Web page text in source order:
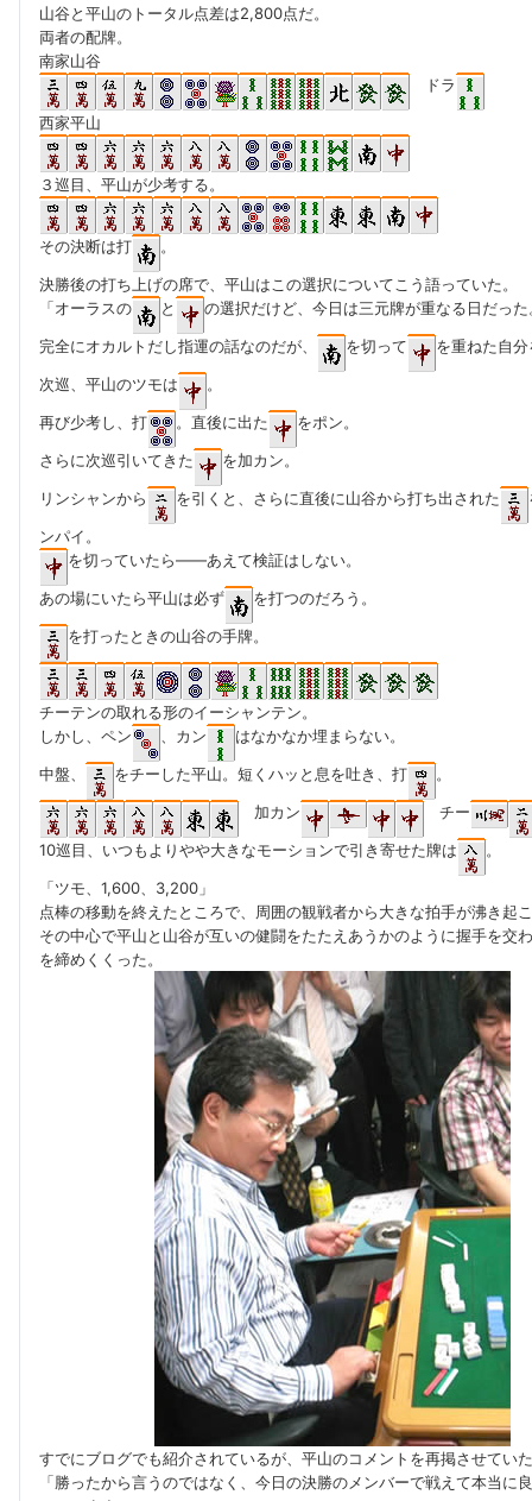
山谷と平山のトータル点差は2,800点だ。
両者の配牌。
南家山谷
ドラ
西家平山
３巡目、平山が少考する。
その決断は打
。
決勝後の打ち上げの席で、平山はこの選択についてこう語っていた。
「オーラスの
と
の選択だけど、今日は三元牌が重なる日だった
完全にオカルトだし指運の話なのだが、
を切って
を重ねた自
次巡、平山のツモは
。
再び少考し、打
。直後に出た
をポン。
さらに次巡引いてきた
を加カン。
リンシャンから
を引くと、さらに直後に山谷から打ち出された
ンパイ。
を切っていたら――あえて検証はしない。
あの場にいたら平山は必ず
を打つのだろう。
を打ったときの山谷の手牌。
チーテンの取れる形のイーシャンテン。
しかし、ペン
、カン
はなかなか埋まらない。
中盤、
をチーした平山。短くハッと息を吐き、打
。
加カン
チー
10巡目、いつもよりやや大きなモーションで引き寄せた牌は
。
「ツモ、1,600、3,200」
点棒の移動を終えたところで、周囲の観戦者から大きな拍手が沸き起
その中心で平山と山谷が互いの健闘をたたえあうかのように握手を交
を締めくくった。
すでにブログでも紹介されているが、平山のコメントを再掲させてい
「勝ったから言うのではなく、今日の決勝のメンバーで戦えて本当に